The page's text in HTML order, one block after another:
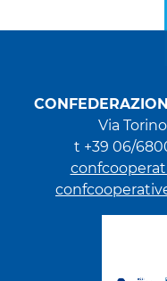
Via
t +39 06/